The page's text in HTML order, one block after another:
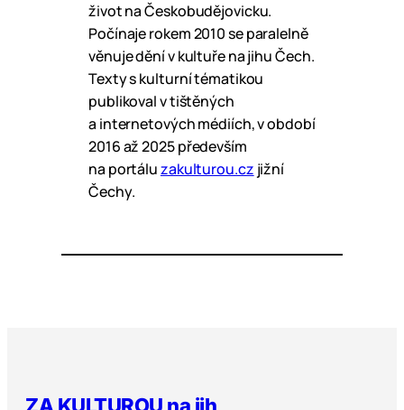
život na Českobudějovicku.
Počínaje rokem 2010 se paralelně
věnuje dění v kultuře na jihu Čech.
Texty s kulturní tématikou
publikoval v tištěných
a internetových médiích, v období
2016 až 2025 především
na portáluzakulturou.cz jižní
Čechy.
ZA KULTUROU na jih